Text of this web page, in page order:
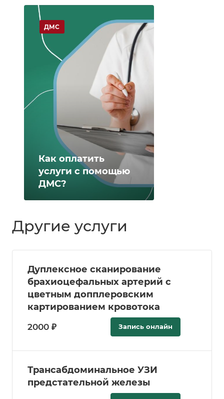
Как оплатить
услуги с помощью
ДМС?
ДМС
Другие услуги
Дуплексное сканирование
брахиоцефальных артерий с
цветным допплеровским
картированием кровотока
2000 ₽ Запись онлайн
Трансабдоминальное УЗИ
предстательной железы